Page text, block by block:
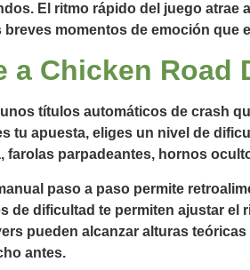
El ritmo rápido del juego
breves momentos de emoción que
a Chicken Road
títulos automáticos de crash
tu apuesta, eliges un nivel de
farolas parpadeantes, hornos
paso a paso permite
de dificultad te permiten ajustar el
pueden alcanzar alturas
antes.